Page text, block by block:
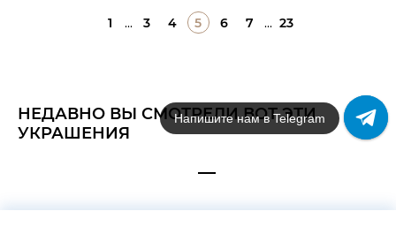
1 ... 3 4 5 6 7 ... 23
НЕДАВНО ВЫ СМОТРЕЛИ ВОТ ЭТИ
УКРАШЕНИЯ
Напишите нам в Telegram